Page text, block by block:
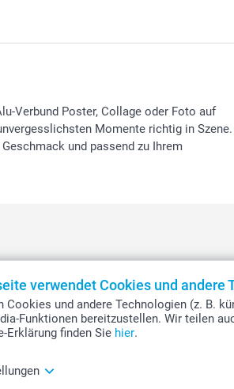
verwendet Cookies und andere
Cookies und andere Technologien (z. B.
Funktionen bereitzustellen. Wir teilen
Erklärung finden Sie hier.
Verbund Poster, Collage oder Foto auf
Momente richtig in Szene.
und passend zu Ihrem
Group. Alle Rechte vorbehalten.